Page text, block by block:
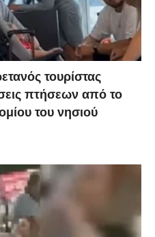
τουρίστας
πτήσεων από το
του νησιού